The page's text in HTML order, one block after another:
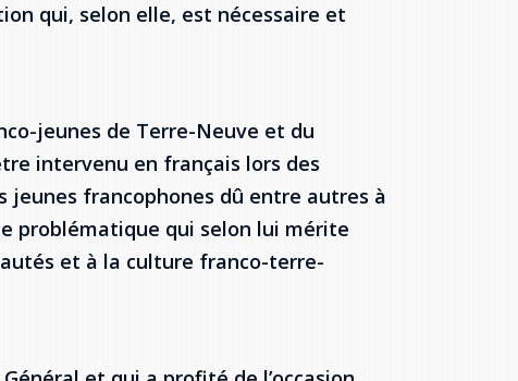
qui, selon elle, est nécessaire et
jeunes de Terre-Neuve et du
intervenu en français lors des
jeunes francophones dû entre autres à
problématique qui selon lui mérite
et à la culture franco-terre-